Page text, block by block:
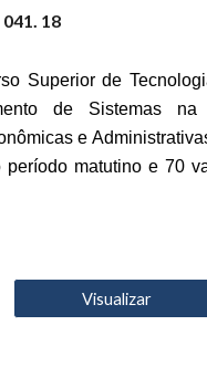
041. 18
Superior de
de Sistemas
e
período matutino e 70
Visualizar